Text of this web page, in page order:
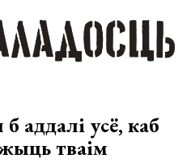
аддалі усё, каб
тваім